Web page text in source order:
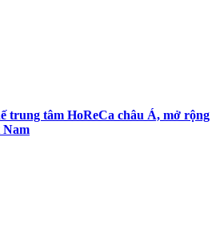
trung tâm HoReCa châu Á, mở rộng
Nam